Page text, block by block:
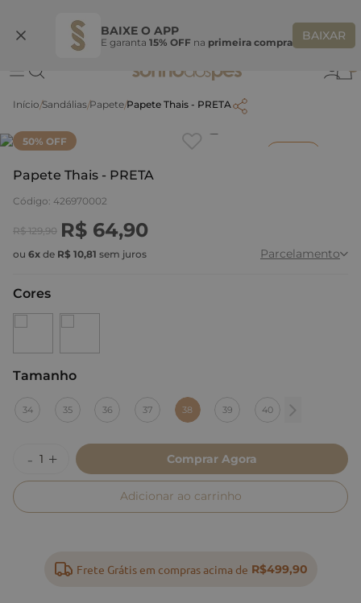
BAIXE O APP
E garanta 15% OFF na primeira compra BAIXAR
Ganhe 10% OFF na coleção utilizando o código do seu vendedor*
Sandálias Papete Papete Thais - PRETA
50% OFF
Papete Thais - PRETA
Código: 426970002
R$ 129,90 R$ 64,90
ou 6x de R$ 10,81 sem juros Parcelamento
Cores
Tamanho
38
34 35 36 37 38 39 40
Comprar Agora
Adicionar ao carrinho
Frete Grátis em compras acima de R$499,90